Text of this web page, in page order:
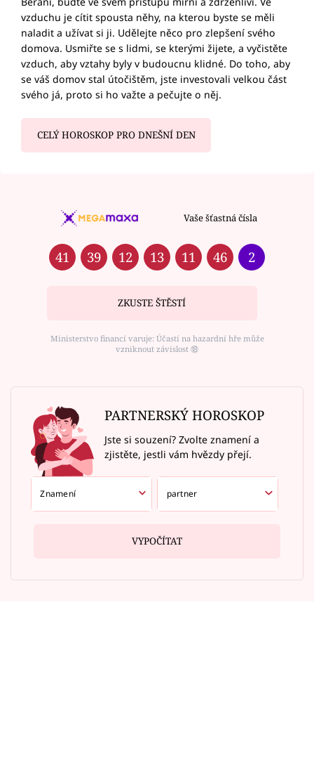
vzduchu je cítit spousta něhy, na kterou byste se měli
naladit a užívat si ji. Udělejte něco pro zlepšení svého
domova. Usmiřte se s lidmi, se kterými žijete, a vyčistěte
vzduch, aby vztahy byly v budoucnu klidné. Do toho, aby
se váš domov stal útočištěm, jste investovali velkou část
svého já, proto si ho važte a pečujte o něj.
CELÝ HOROSKOP PRO DNEŠNÍ DEN
Vaše šťastná čísla
41 39 12 13 11 46 2
ZKUSTE ŠTĚSTÍ
Ministerstvo financí varuje: Účastí na hazardní hře může
vzniknout závislost ⑱
PARTNERSKÝ HOROSKOP
Jste si souzení? Zvolte znamení a
zjistěte, jestli vám hvězdy přejí.
VYPOČÍTAT